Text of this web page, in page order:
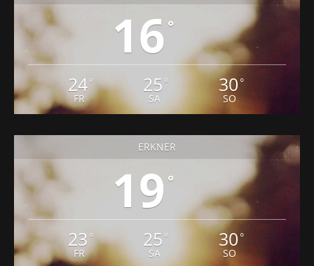
16 °
24°
FR
25 °
SA
30 °
SO
ERKNER
19 °
23 °
FR
25 °
SA
30 °
SO